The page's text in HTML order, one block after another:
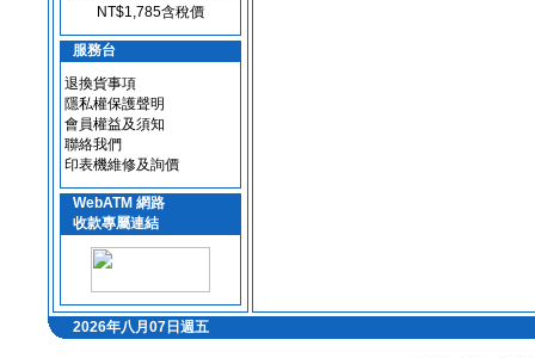
NT$1,785含稅價
服務台
退換貨事項
隱私權保護聲明
會員權益及須知
聯絡我們
印表機維修及詢價
WebATM 網路
收款專屬連結
2026年八月07日週五